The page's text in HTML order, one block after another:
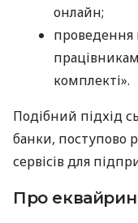
онлайн;
комплекті».
Подібний підхід
банки, поступово
сервісів для
Про